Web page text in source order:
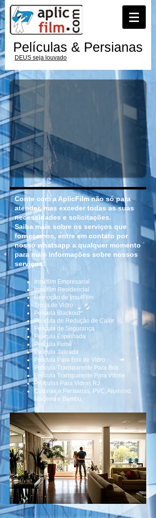
Películas & Persianas
DEUS seja louvado
Conte com a AplicFilm não só para
atender, mas exceder todas as suas
necessidades e solicitações.
Saiba mais sobre os serviços que
fornecemos, entre em contato por
nosso whatsapp a qualquer momento
para mais informações sobre nossos
serviços:
Insulfilm Empresarial
Insulfilm Residencial
Remoção de InsulFilm
Troca de Vidro
Película Blackout
Película de Redução de Calor
Película de Segurança
Película Espelhada
Película Fumê
Película Jateada
Película Para Box de Vidro
Película Transparente Para Box
Película Transparente Para Vitrine
Películas Para Vidros RJ
Cortinas e Persianas, PVC, Alumínio,
Madeira e Bambu.